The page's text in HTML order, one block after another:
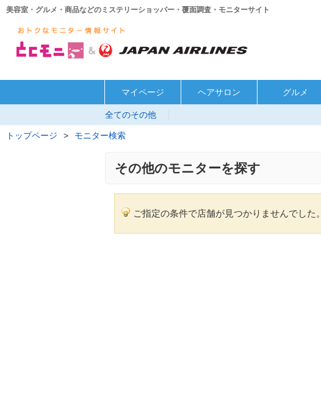
美容室・グルメ・商品などのミステリーショッパー・覆面調査・モニターサイト
マイページ ヘアサロン グルメ
全てのその他
トップページ > モニター検索
その他のモニターを探す
ご指定の条件で店舗が見つかりませんでした。